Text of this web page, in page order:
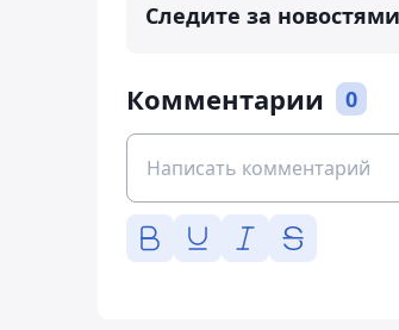
Следите за
Комментарии 0